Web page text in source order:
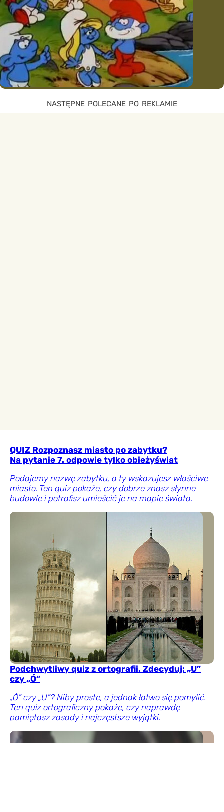
QUIZ Rozpoznasz miasto po zabytku?
Na pytanie 7. odpowie tylko obieżyświat
Podajemy nazwę zabytku, a ty wskazujesz właściwe
miasto. Ten quiz pokaże, czy dobrze znasz słynne
budowle i potrafisz umieścić je na mapie świata.
Podchwytliwy quiz z ortografii. Zdecyduj: „U”
czy „Ó”
„Ó” czy „U”? Niby proste, a jednak łatwo się pomylić.
Ten quiz ortograficzny pokaże, czy naprawdę
pamiętasz zasady i najczęstsze wyjątki.